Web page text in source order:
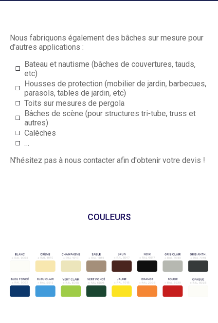
Nous fabriquons également des bâches sur mesure pour
d'autres applications :
Bateau et nautisme (bâches de couvertures, tauds,
etc)
Housses de protection (mobilier de jardin, barbecues,
parasols, tables de jardin, etc)
Toits sur mesures de pergola
Bâches de scène (pour structures tri-tube, truss et
autres)
Calèches
…
N'hésitez pas à nous contacter afin d'obtenir votre devis !
COULEURS